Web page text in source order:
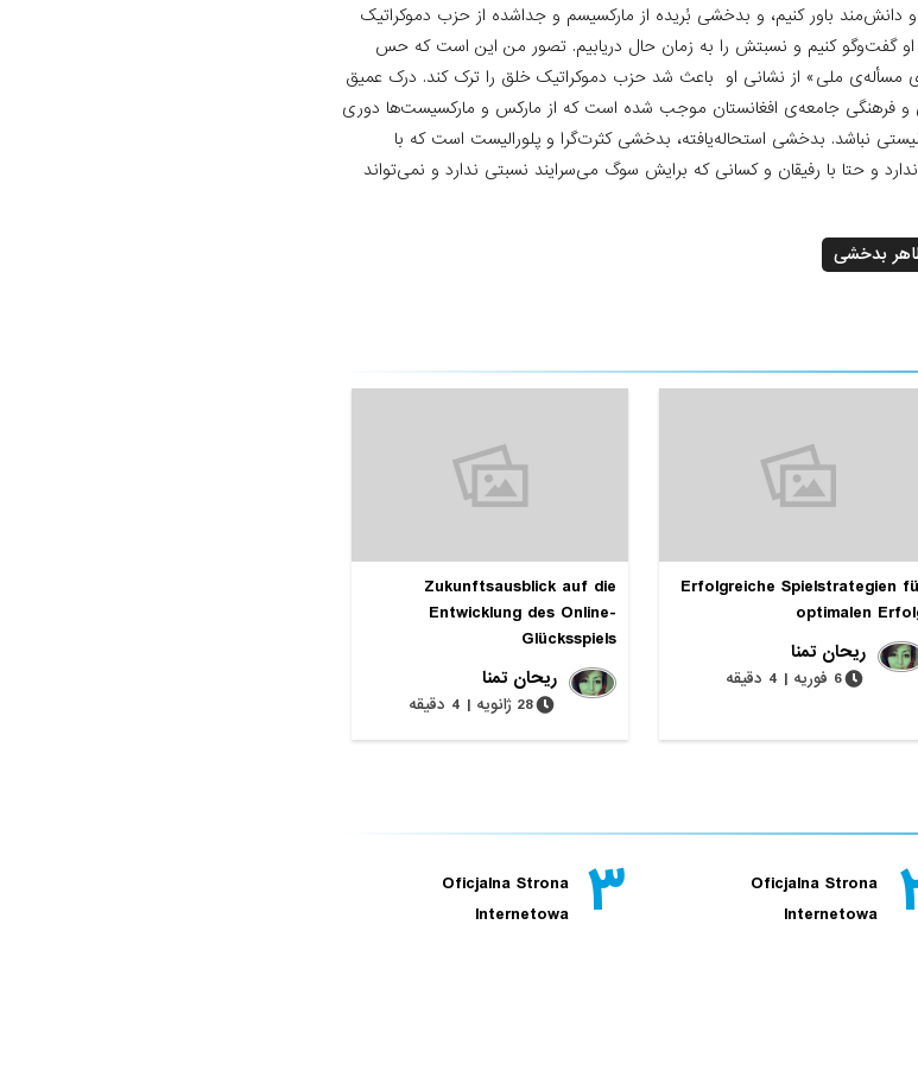
باور کنیم، و بدخشی بُریده از مارکسیسم و جداشده از حزب دموکراتیک
او گفت‌وگو کنیم و نسبتش را به زمان حال دریابیم. تصور من این است که حس
مسأله‌ی ملی» از نشانی او باعث شد حزب دموکراتیک خلق را ترک کند. درک عمیق
و فرهنگی جامعه‌ی افغانستان موجب شده است که از مارکس و مارکسیست‌ها دوری
نباشد. بدخشی استحاله‌یافته، بدخشی کثرت‌گرا و پلورالیست است که با
و حتا با رفیقان و کسانی که برایش سوگ‌ می‌سرایند نسبتی ندارد و نمی‌تواند
بدخشی
Erfolgreiche Spielstrategien
optimalen
ریحان تمنا
6 فوریه | 4 دقیقه
Zukunftsausblick auf die
Entwicklung des Online-
Glücksspiels
ریحان تمنا
28 ژانویه | 4 دقیقه
Oficjalna Strona
Internetowa
۳
Oficjalna Strona
Internetowa